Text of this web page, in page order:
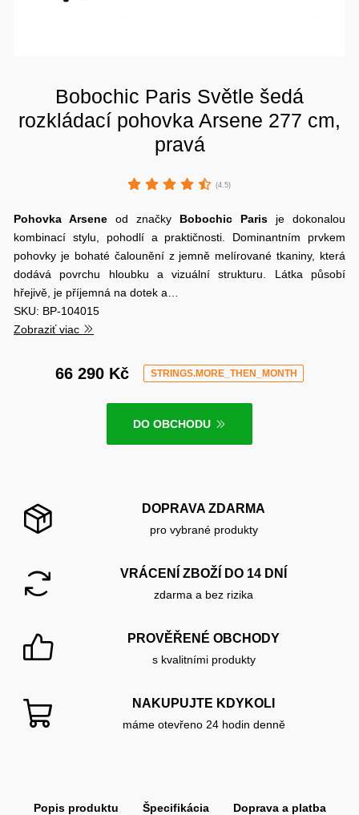
Bobochic Paris Světle šedá
rozkládací pohovka Arsene 277 cm,
pravá
(4.5)
Pohovka Arsene od značky Bobochic Parisje dokonalou
kombinací stylu, pohodlí a praktičnosti. Dominantním prvkem
pohovky je bohaté čalounění z jemně melírované tkaniny, která
dodává povrchu hloubku a vizuální strukturu. Látka působí
hřejivě, je příjemná na dotek a…
SKU: BP-104015
Zobraziť viac
66 290 Kč STRINGS.MORE_THEN_MONTH
DO OBCHODU
DOPRAVA ZDARMA
pro vybrané produkty
VRÁCENÍ ZBOŽÍ DO 14 DNÍ
zdarma a bez rizika
PROVĚŘENÉ OBCHODY
s kvalitními produkty
NAKUPUJTE KDYKOLI
máme otevřeno 24 hodin denně
Popis produktu Špecifikácia Doprava a platba